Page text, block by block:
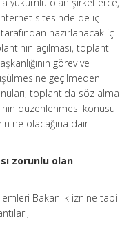
sitesinde de iç
hazırlanacak iç
açılması, toplantı
görev ve
geçilmeden
toplantıda söz alma
düzenlenmesi konusu
ne olacağına dair
zorunlu olan
Bakanlık iznine tabi